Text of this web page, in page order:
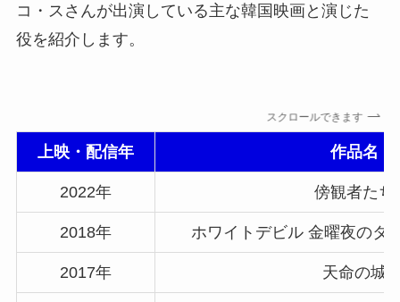
コ・スさんが出演している主な韓国映画と演じた
役を紹介します。
スクロールできます
上映・配信年 作品名
2022年 傍観者たち
2018年 ホワイトデビル 金曜夜のタ
2017年 天命の城